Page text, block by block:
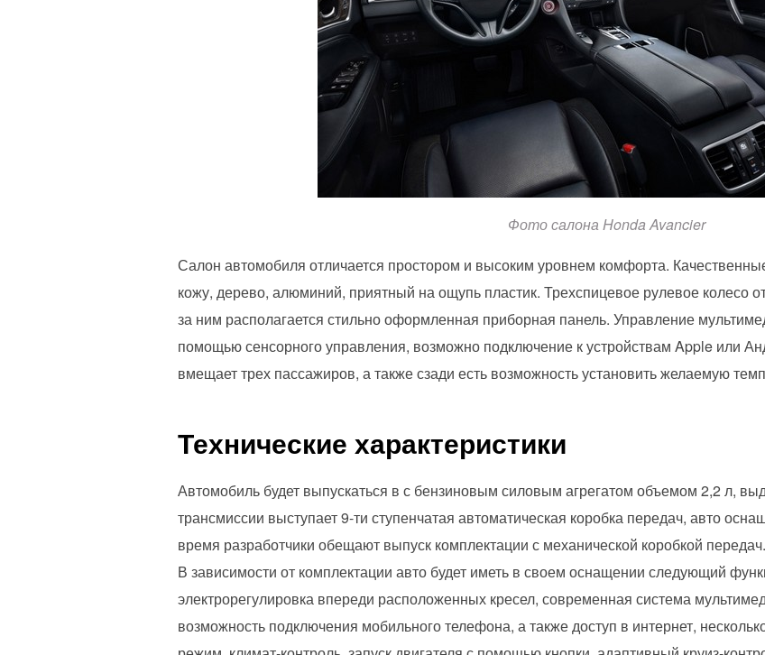
Фото салона Honda Avancier
Салон автомобиля отличается простором и высоким уровнем комфорта.
кожу, дерево, алюминий, приятный на ощупь пластик. Трехспицевое рулевое колесо
за ним располагается стильно оформленная приборная панель. Управление
помощью сенсорного управления, возможно подключение к устройствам Apple или
вмещает трех пассажиров, а также сзади есть возможность установить желаемую
Технические характеристики
Автомобиль будет выпускаться в с бензиновым силовым агрегатом объемом 2,2 л,
трансмиссии выступает 9-ти ступенчатая автоматическая коробка передач, авто
время разработчики обещают выпуск комплектации с механической коробкой передач.
В зависимости от комплектации авто будет иметь в своем оснащении следующий
электрорегулировка впереди расположенных кресел, современная система
возможность подключения мобильного телефона, а также доступ в интернет,